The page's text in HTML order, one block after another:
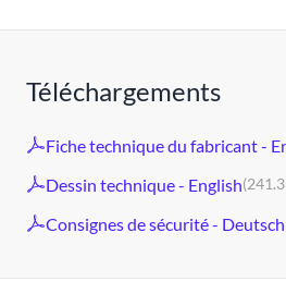
Téléchargements
Fiche technique du fabricant -
Dessin technique - English
Consignes de sécurité -